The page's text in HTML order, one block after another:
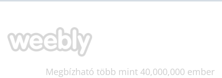
Megbízható több mint 40,000,000 ember